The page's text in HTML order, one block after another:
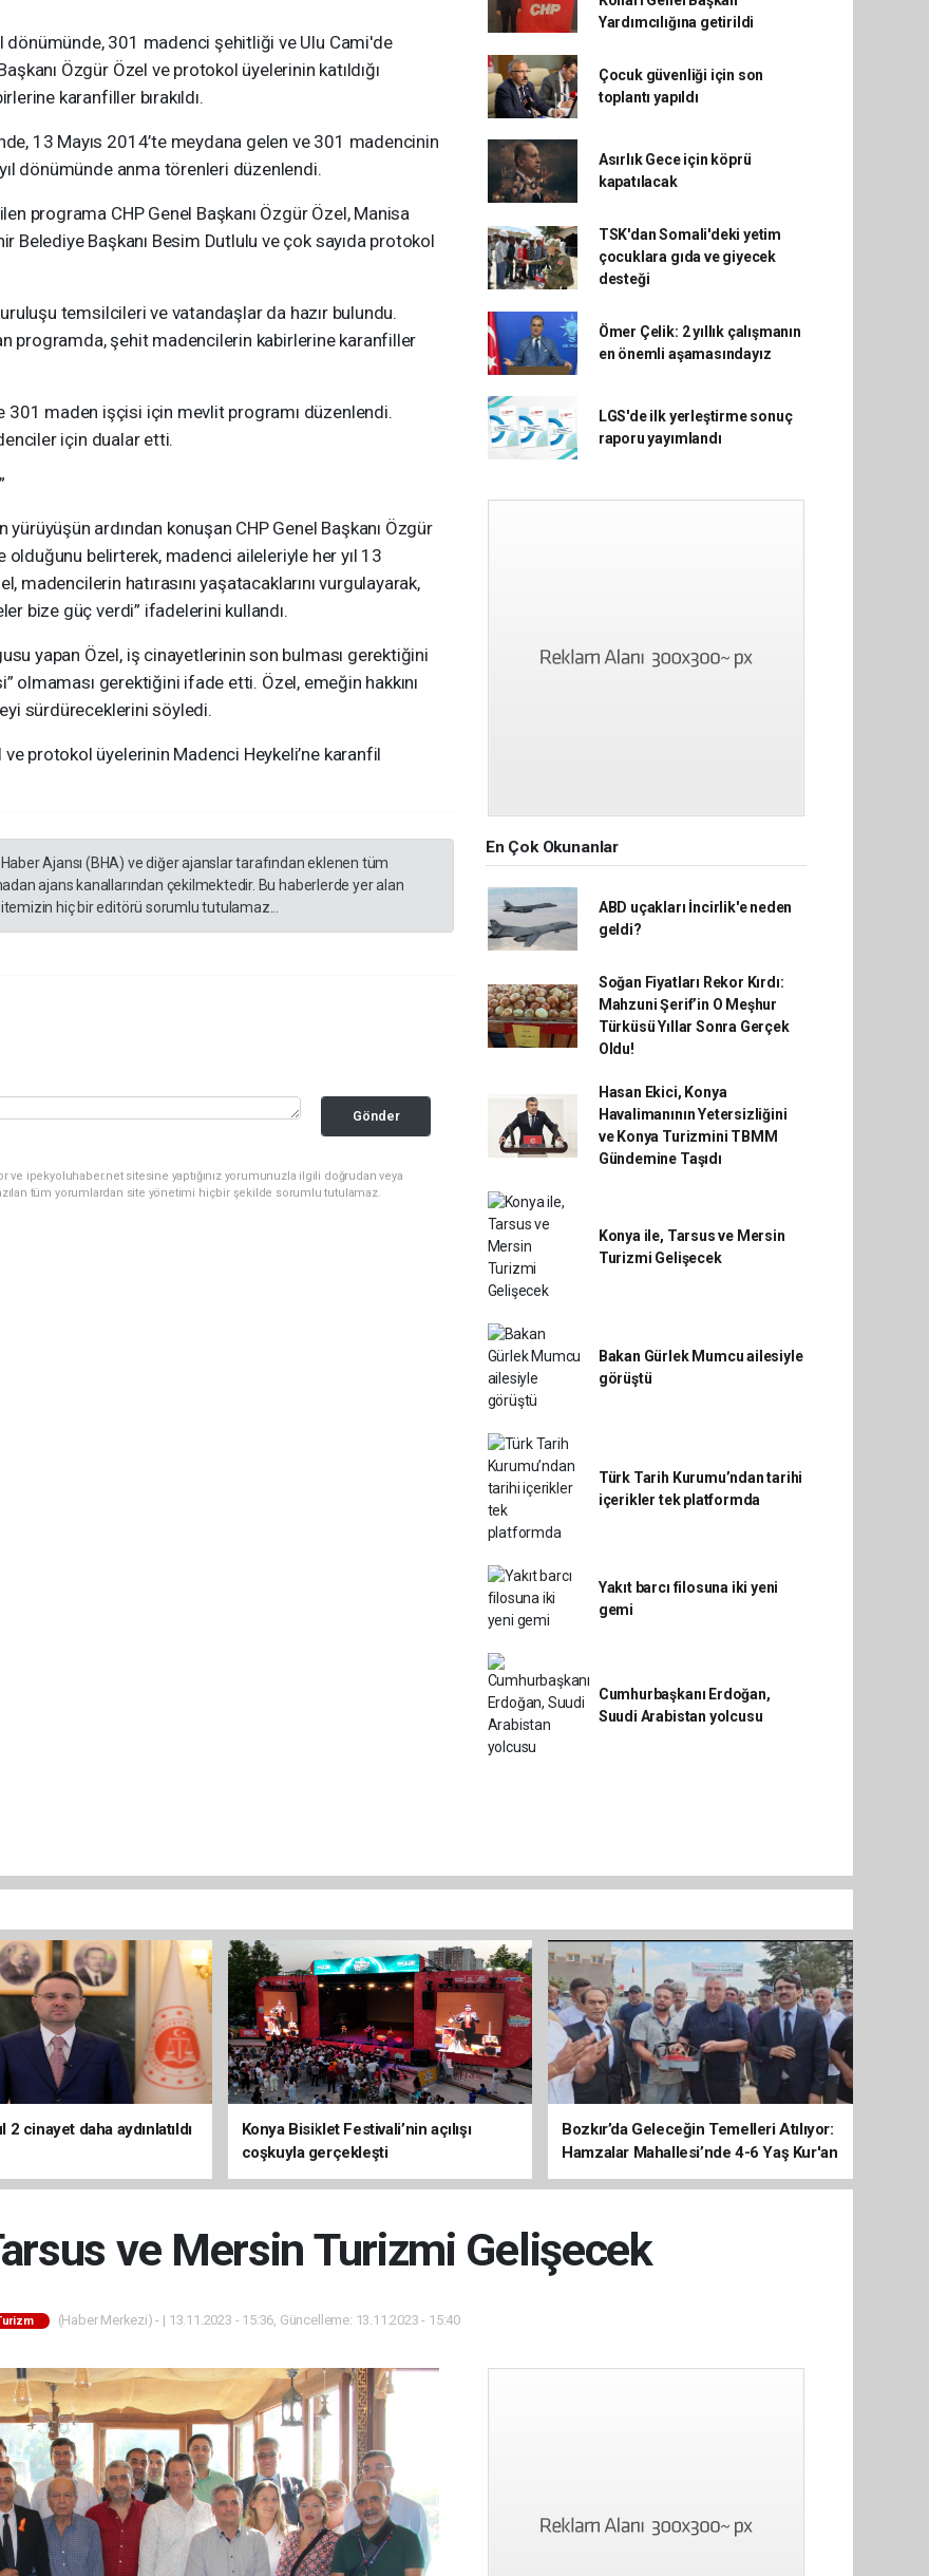
dönümünde, 301 madenci şehitliği ve Ulu Cami'de
Özgür Özel ve protokol üyelerinin katıldığı
karanfiller bırakıldı.
13 Mayıs 2014’te meydana gelen ve 301 madencinin
dönümünde anma törenleri düzenlendi.
programa CHP Genel Başkanı Özgür Özel, Manisa
Belediye Başkanı Besim Dutlulu ve çok sayıda protokol
temsilcileri ve vatandaşlar da hazır bulundu.
programda, şehit madencilerin kabirlerine karanfiller
301 maden işçisi için mevlit programı düzenlendi.
için dualar etti.
ardından konuşan CHP Genel Başkanı Özgür
olduğunu belirterek, madenci aileleriyle her yıl 13
madencilerin hatırasını yaşatacaklarını vurgulayarak,
bize güç verdi” ifadelerini kullandı.
yapan Özel, iş cinayetlerinin son bulması gerektiğini
olmaması gerektiğini ifade etti. Özel, emeğin hakkını
sürdüreceklerini söyledi.
protokol üyelerinin Madenci Heykeli’ne karanfil
Ajansı (BHA) ve diğer ajanslar tarafından eklenen tüm
ajans kanallarından çekilmektedir. Bu haberlerde yer alan
hiç bir editörü sorumlu tutulamaz...
Gönder
ve ipekyoluhaber.net sitesine yaptığınız yorumunuzla ilgili doğrudan veya
tüm yorumlardan site yönetimi hiçbir şekilde sorumlu tutulamaz.
Yardımcılığına getirildi
Çocuk güvenliği için son
toplantı yapıldı
Asırlık Gece için köprü
kapatılacak
TSK'dan Somali'deki yetim
çocuklara gıda ve giyecek
desteği
Ömer Çelik: 2 yıllık çalışmanın
en önemli aşamasındayız
LGS'de ilk yerleştirme sonuç
raporu yayımlandı
En Çok Okunanlar
ABD uçakları İncirlik'e neden
geldi?
Soğan Fiyatları Rekor Kırdı:
Mahzuni Şerif’in O Meşhur
Türküsü Yıllar Sonra Gerçek
Oldu!
Hasan Ekici, Konya
Havalimanının Yetersizliğini
ve Konya Turizmini TBMM
Gündemine Taşıdı
Konya ile, Tarsus ve Mersin
Turizmi Gelişecek
Bakan Gürlek Mumcu ailesiyle
görüştü
Türk Tarih Kurumu’ndan tarihi
içerikler tek platformda
Yakıt barcı filosuna iki yeni
gemi
Cumhurbaşkanı Erdoğan,
Suudi Arabistan yolcusu
2 cinayet daha aydınlatıldı
Konya Bisiklet Festivali’nin açılışı
coşkuyla gerçekleşti
Bozkır’da Geleceğin Temelleri Atılıyor:
Hamzalar Mahallesi’nde 4-6 Yaş Kur'an
Kursu İnşaatı Başladı
ve Mersin Turizmi Gelişecek
(Haber Merkezi) - | 13.11.2023 - 15:36, Güncelleme: 13.11.2023 - 15:40